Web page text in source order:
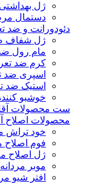
ژل بهداشتی
دستمال
دئودورانت و ضد
ژل شفاف
مام رول
کرم ضد
اسپری ضد
استیک ضد
خوشبو
ست محصولات
محصولات اصلاح
خود تراش
فوم اصلاح
ژل اصلاح
موبر مردانه
افتر شیو